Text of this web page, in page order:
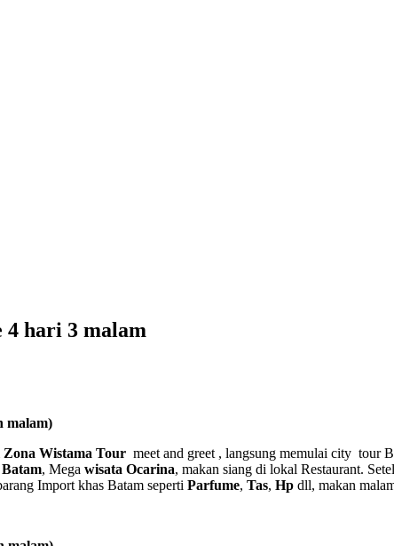
4 hari 3 malam
malam)
Zona Wistama Tour meet and greet , langsung memulai city tour
Batam, Mega wisata Ocarina, makan siang di lokal Restaurant.
Import khas Batam seperti Parfume, Tas, Hp dll, makan